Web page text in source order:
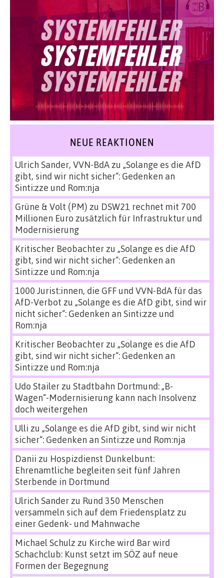
NEUE REAKTIONEN
Ulrich Sander, VVN-BdAzu „Solange es die AfD
gibt, sind wir nicht sicher“: Gedenken an
Sinti:zze und Rom:nja
Grüne & Volt (PM) zu DSW21 rechnet mit 700
Millionen Euro zusätzlich für Infrastruktur und
Modernisierung
Kritischer Beobachterzu „Solange es die AfD
gibt, sind wir nicht sicher“: Gedenken an
Sinti:zze und Rom:nja
1000 Jurist:innen, die GFF und VVN-BdA für das
AfD-Verbot zu „Solange es die AfD gibt, sind wir
nicht sicher“: Gedenken an Sinti:zze und
Rom:nja
Kritischer Beobachterzu „Solange es die AfD
gibt, sind wir nicht sicher“: Gedenken an
Sinti:zze und Rom:nja
Udo Stailerzu Stadtbahn Dortmund: „B-
Wagen“-Modernisierung kann nach Insolvenz
doch weitergehen
Ulli zu „Solange es die AfD gibt, sind wir nicht
sicher“: Gedenken an Sinti:zze und Rom:nja
Danii zu Hospizdienst Dunkelbunt:
Ehrenamtliche begleiten seit fünf Jahren
Sterbende in Dortmund
Ulrich Sanderzu Rund 350 Menschen
versammeln sich auf dem Friedensplatz zu
einer Gedenk- und Mahnwache
Michael Schulz zu Kirche wird Bar wird
Schachclub: Kunst setzt im SÖZ auf neue
Formen der Begegnung